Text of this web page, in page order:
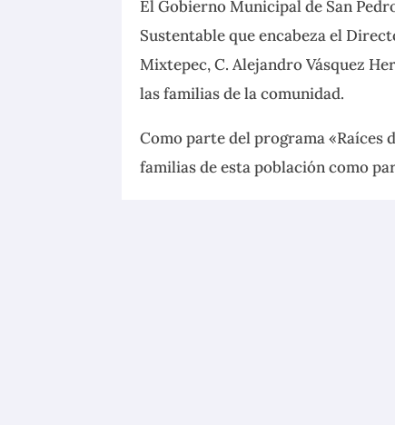
El Gobierno Municipal de San
Sustentable que encabeza el
Mixtepec, C. Alejandro Vásquez
las familias de la comunidad.
Como parte del programa «Raíces
familias de esta población como